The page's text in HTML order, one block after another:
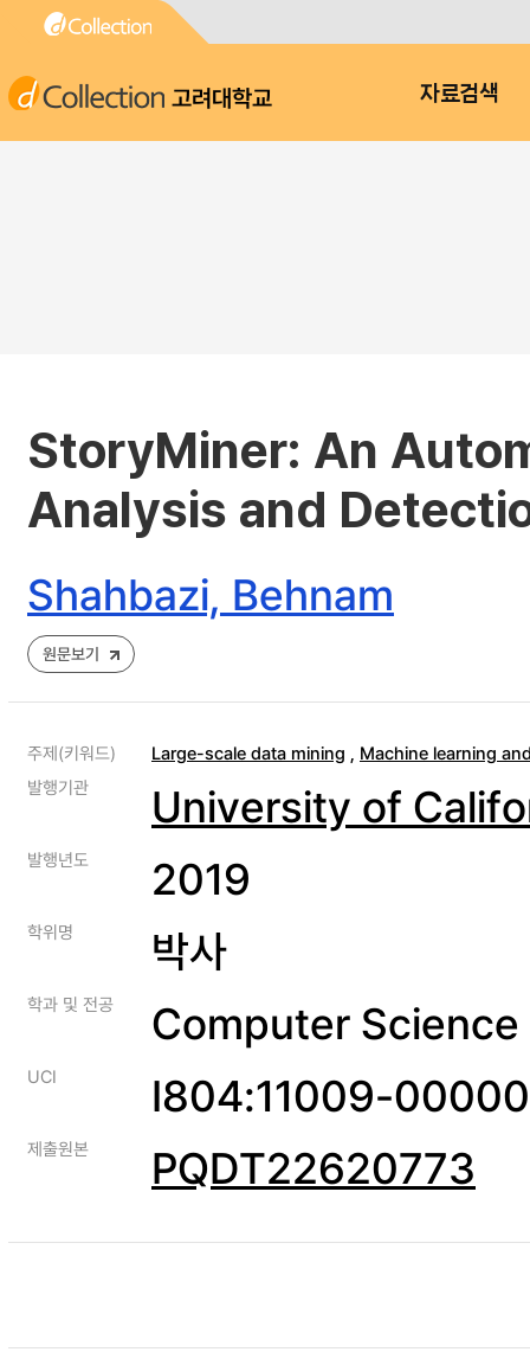
고려대학교 자료검색
StoryMiner: An
Analysis and
Shahbazi, Behnam
원문보기
주제(키워드) Large-scale data mining , Machine learning
발행기관
University of
발행년도 2019
학위명 박사
학과 및 전공 Computer
UCI I804:11009-
제출원본 PQDT22620773